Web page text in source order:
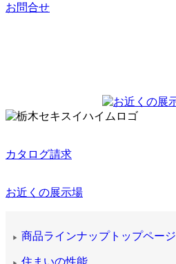
お問合せ
カタログ請求
お近くの展示場
▶ 商品ラインナップトップページ
住まいの性能